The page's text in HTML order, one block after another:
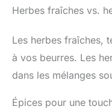
Herbes fraîches vs.
Les herbes fraîches,
à vos beurres. Les
dans les mélanges
Épices pour une